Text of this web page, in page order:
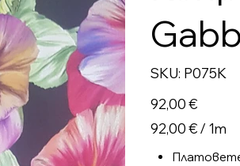
SKU: SKU
P075K
P075K
Цена
92,00 €
92,00 €
на
92,00 € / 1m